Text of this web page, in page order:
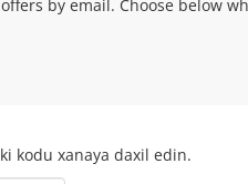
by email. Choose below
kodu xanaya daxil edin.